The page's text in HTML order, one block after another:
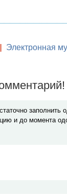
Электронная
заполнить
и до момента